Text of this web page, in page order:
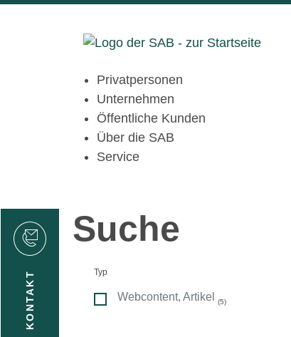
Privatpersonen
Unternehmen
Öffentliche Kunden
Über die SAB
Service
KONTAKT
Suche
Typ
Webcontent, Artikel (5)